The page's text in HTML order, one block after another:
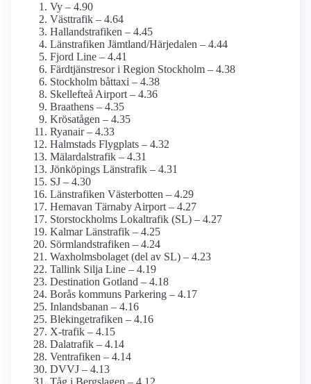
Vy – 4.90
Västtrafik – 4.64
Hallandstrafiken – 4.45
Länstrafiken Jämtland/Härjedalen – 4.44
Fjord Line – 4.41
Färdtjänstresor i Region Stockholm – 4.38
Stockholm båttaxi – 4.38
Skellefteå Airport – 4.36
Braathens – 4.35
Krösatågen – 4.35
Ryanair – 4.33
Halmstads Flygplats – 4.32
Mälardalstrafik – 4.31
Jönköpings Länstrafik – 4.31
SJ – 4.30
Länstrafiken Västerbotten – 4.29
Hemavan Tärnaby Airport – 4.27
Storstockholms Lokaltrafik (SL) – 4.27
Kalmar Länstrafik – 4.25
Sörmlandstrafiken – 4.24
Waxholms­bolaget (del av SL) – 4.23
Tallink Silja Line – 4.19
Destination Gotland – 4.18
Borås kommuns Parkering – 4.17
Inlandsbanan – 4.16
Blekingetrafiken – 4.16
X-trafik – 4.15
Dalatrafik – 4.14
Ventrafiken – 4.14
DVVJ – 4.13
Tåg i Bergslagen – 4.12